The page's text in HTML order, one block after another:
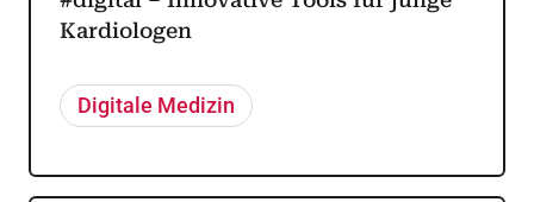
Kardiologen
Digitale Medizin